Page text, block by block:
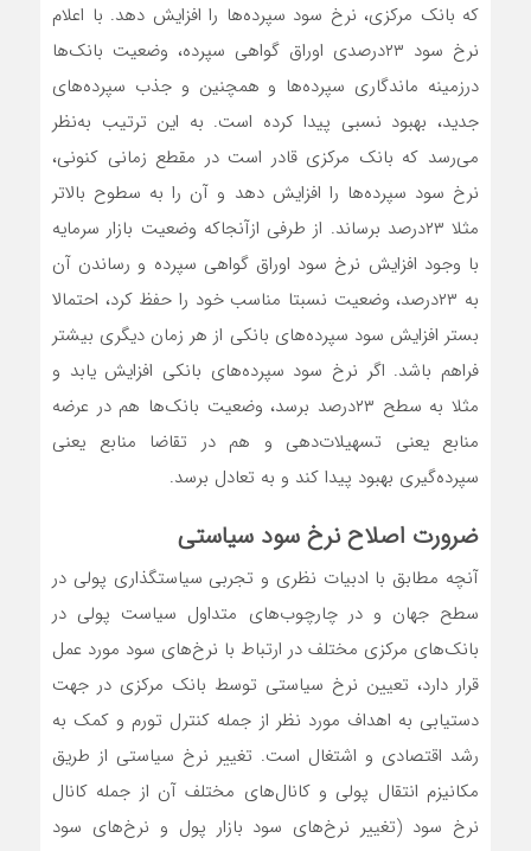
که بانک مرکزی، نرخ سود سپرده‌ها را افزایش دهد. با اعلام
نرخ سود ۲۳درصدی اوراق گواهی سپرده، وضعیت بانک‌ها
درزمینه ماندگاری سپرده‌ها و همچنین و جذب سپرده‌های
جدید، بهبود نسبی پیدا کرده است. به این ترتیب به‌نظر
می‌رسد که بانک مرکزی قادر است در مقطع زمانی کنونی،
نرخ سود سپرده‌ها را افزایش دهد و آن را به سطوح بالاتر
مثلا ۲۳درصد برساند. از طرفی ازآنجاکه وضعیت بازار سرمایه
با وجود افزایش نرخ سود اوراق گواهی سپرده و رساندن آن
به ۲۳درصد، وضعیت نسبتا مناسب خود را حفظ کرد، احتمالا
بستر افزایش سود سپرده‌های بانکی از هر زمان دیگری بیشتر
فراهم باشد. اگر نرخ سود سپرده‌های بانکی افزایش یابد و
مثلا به سطح ۲۳درصد برسد، وضعیت بانک‌ها هم در عرضه
منابع یعنی تسهیلات‌دهی و هم در تقاضا منابع یعنی
سپرده‌گیری بهبود پیدا کند و به تعادل برسد.
ضرورت اصلاح نرخ سود سیاستی
آنچه مطابق با ادبیات نظری و تجربی سیاستگذاری پولی در
سطح جهان و در چارچوب‌های متداول سیاست پولی در
بانک‌های مرکزی مختلف در ارتباط با نرخ‌های سود مورد عمل
قرار دارد، تعیین نرخ سیاستی توسط بانک مرکزی در جهت
دستیابی به اهداف مورد نظر از جمله کنترل تورم و کمک به
رشد اقتصادی و اشتغال است. تغییر نرخ سیاستی از طریق
مکانیزم انتقال پولی و کانال‌های مختلف آن از جمله کانال
نرخ سود (تغییر نرخ‌های سود بازار پول و نرخ‌های سود